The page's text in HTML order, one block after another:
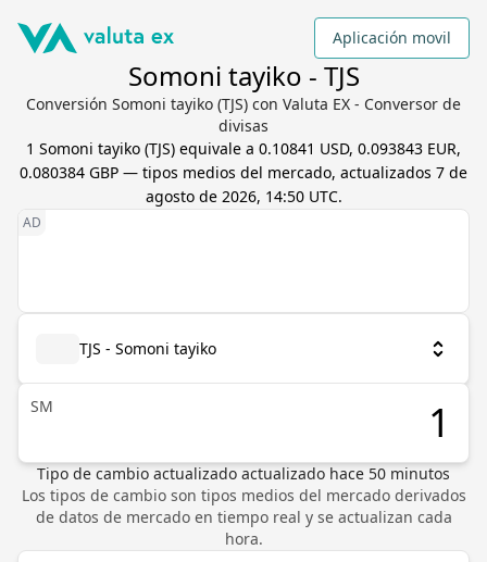
Aplicación movil
Somoni tayiko - TJS
Conversión Somoni tayiko (TJS) con Valuta EX - Conversor de
divisas
1 Somoni tayiko (TJS) equivale a 0.10841 USD, 0.093843 EUR,
0.080384 GBP — tipos medios del mercado, actualizados 7 de
agosto de 2026, 14:50 UTC.
TJS - Somoni tayiko
ЅМ
Tipo de cambio actualizado actualizado hace 50 minutos
Los tipos de cambio son tipos medios del mercado derivados
de datos de mercado en tiempo real y se actualizan cada
hora.